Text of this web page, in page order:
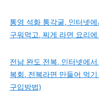
통영 석화 통각굴, 인터넷
구워먹고, 찌게 라면 요리
전남 완도 전복, 인터넷에
복회, 전복라면 만들어 먹
구입방법)